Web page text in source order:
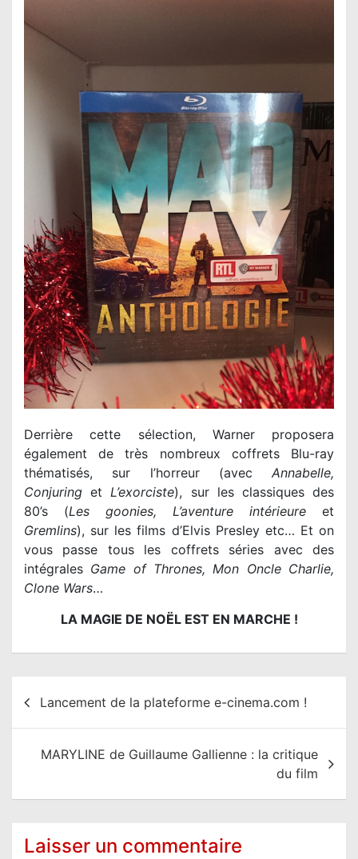
Derrière cette sélection, Warner proposera
également de très nombreux coffrets Blu-ray
thématisés, sur l’horreur (avec Annabelle,
Conjuring etL’exorciste), sur les classiques des
80’s (Les goonies, L’aventure intérieure et
Gremlins), sur les films d’Elvis Presley etc… Et on
vous passe tous les coffrets séries avec des
intégrales Game of Thrones, Mon Oncle Charlie,
Clone Wars…
LA MAGIE DE NOËL EST EN MARCHE !
v
Lancement de la plateforme e-cinema.com !
MARYLINE de Guillaume Gallienne : la critique
du film
Laisser un commentaire